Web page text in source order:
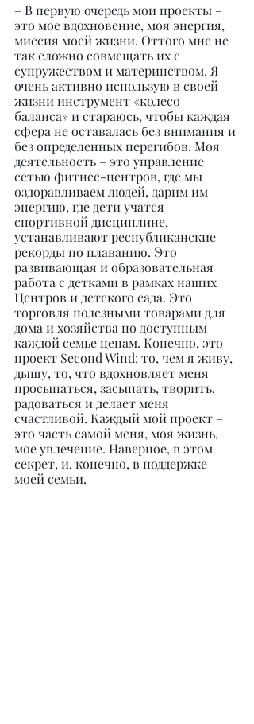
– В первую очередь мои проекты –
это мое вдохновение, моя энергия,
миссия моей жизни. Оттого мне не
так сложно совмещать их с
супружеством и материнством. Я
очень активно использую в своей
жизни инструмент «колесо
баланса» и стараюсь, чтобы каждая
сфера не оставалась без внимания и
без определенных перегибов. Моя
деятельность – это управление
сетью фитнес-центров, где мы
оздоравливаем людей, дарим им
энергию, где дети учатся
спортивной дисциплине,
устанавливают республиканские
рекорды по плаванию. Это
развивающая и образовательная
работа с детками в рамках наших
Центров и детского сада. Это
торговля полезными товарами для
дома и хозяйства по доступным
каждой семье ценам. Конечно, это
проект Second Wind: то, чем я живу,
дышу, то, что вдохновляет меня
просыпаться, засыпать, творить,
радоваться и делает меня
счастливой. Каждый мой проект –
это часть самой меня, моя жизнь,
мое увлечение. Наверное, в этом
секрет, и, конечно, в поддержке
моей семьи.